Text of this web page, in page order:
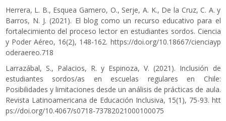
Herrera, L. B., Esquea Gamero, O., Serje, A. K., De la Cruz, C. A. y
Barros, N. J. (2021). El blog como un recurso educativo para el
fortalecimiento del proceso lector en estudiantes sordos. Ciencia
y Poder Aéreo, 16(2), 148-162. https://doi.org/10.18667/cienciayp
oderaereo.718
Larrazábal, S., Palacios, R. y Espinoza, V. (2021). Inclusión de
estudiantes sordos/as en escuelas regulares en Chile:
Posibilidades y limitaciones desde un análisis de prácticas de aula.
Revista Latinoamericana de Educación Inclusiva, 15(1), 75-93. htt
ps://doi.org/10.4067/s0718-73782021000100075